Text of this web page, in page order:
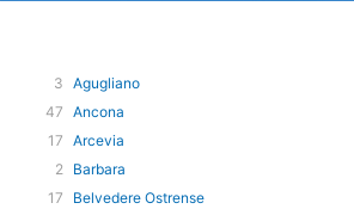
3 Agugliano
47 Ancona
17 Arcevia
2 Barbara
17
Belvedere Ostrense